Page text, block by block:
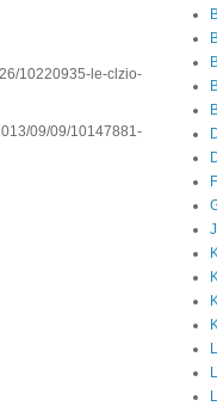
10220935-le-clzio-
09/09/10147881-